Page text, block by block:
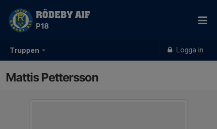
Truppen Logga in
RÖDEBY AIF
P18
Mattis Pettersson